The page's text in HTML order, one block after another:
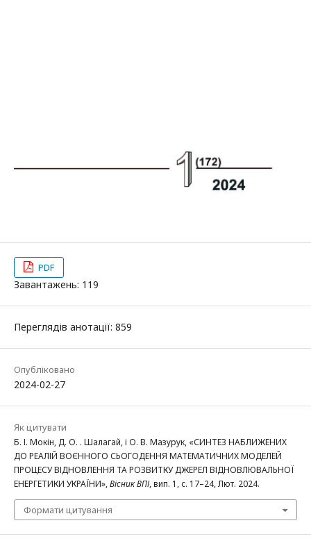
PDF
Завантажень: 119
Переглядів анотації: 859
Опубліковано
2024-02-27
Як цитувати
Б. І. Мокін, Д. О. . Шалагай, і О. В. Мазурук, «СИНТЕЗ НАБЛИЖЕНИХ
ДО РЕАЛІЙ ВОЄННОГО СЬОГОДЕННЯ МАТЕМАТИЧНИХ МОДЕЛЕЙ
ПРОЦЕСУ ВІДНОВЛЕННЯ ТА РОЗВИТКУ ДЖЕРЕЛ ВІДНОВЛЮВАЛЬНОЇ
ЕНЕРГЕТИКИ УКРАЇНИ»,Вісник ВПІ, вип. 1, с. 17–24, Лют. 2024.
Формати цитування